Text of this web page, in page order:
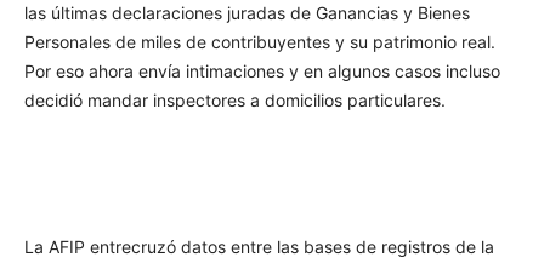
las últimas declaraciones juradas de Ganancias y Bienes
Personales de miles de contribuyentes y su patrimonio real.
Por eso ahora envía intimaciones y en algunos casos incluso
decidió mandar inspectores a domicilios particulares.
La AFIP entrecruzó datos entre las bases de registros de la